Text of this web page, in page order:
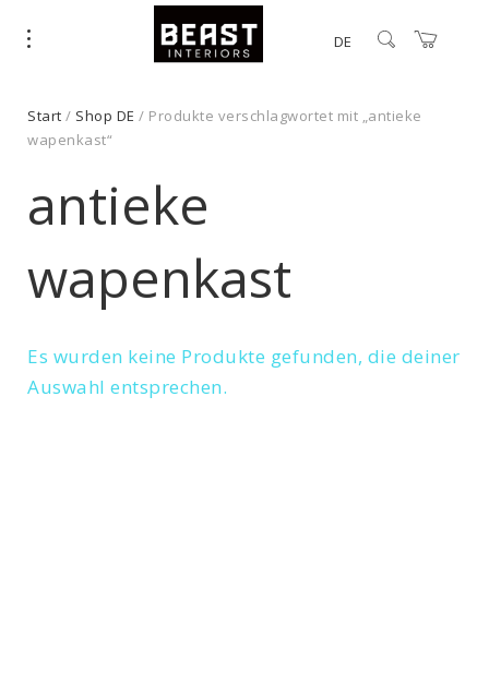
DE
Start / Shop DE / Produkte verschlagwortet mit „antieke
wapenkast“
antieke
wapenkast
Es wurden keine Produkte gefunden, die deiner
Auswahl entsprechen.